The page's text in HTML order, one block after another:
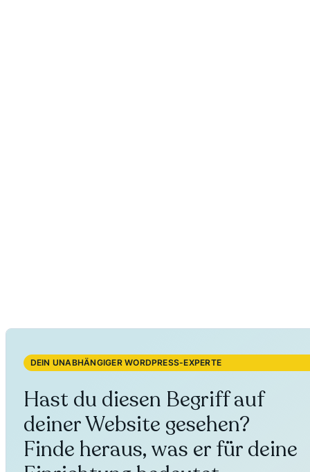
DEIN UNABHÄNGIGER WORDPRESS-EXPERTE
Hast du diesen Begriff auf
deiner Website gesehen?
Finde heraus, was er für deine